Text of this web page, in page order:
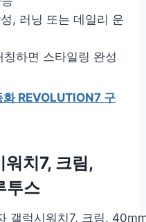
, 러닝 또는 데일리 운
하면 스타일링 완성
REVOLUTION7 구
치7, 크림,
투스